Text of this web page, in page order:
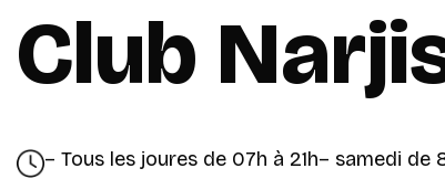
Club
– Tous les joures de 07h à 21h– samedi de